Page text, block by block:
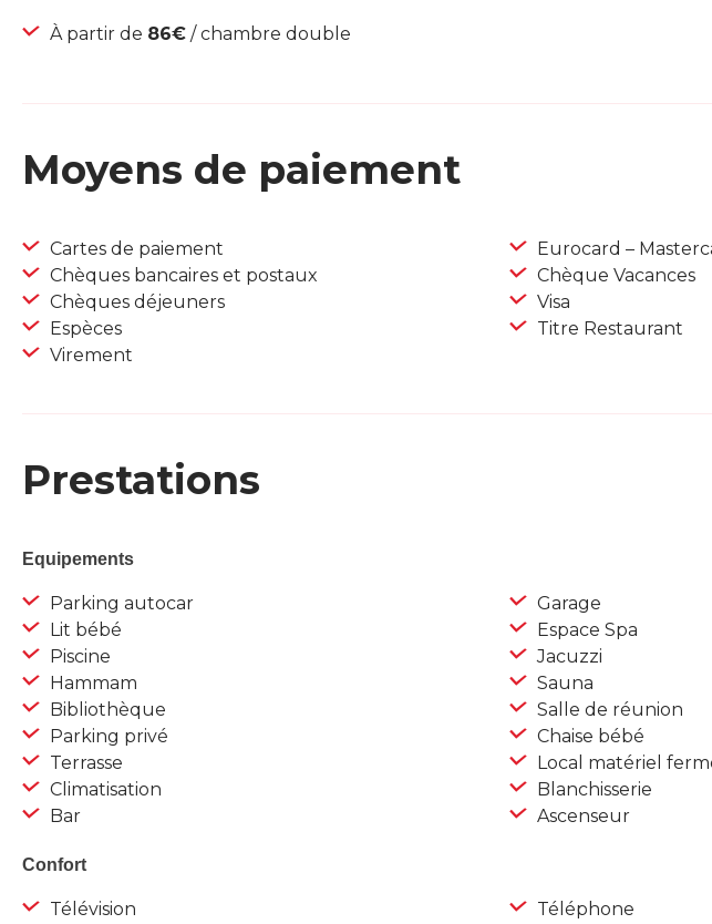
À partir de 86€ / chambre double
Moyens de paiement
Cartes de paiement
Chèques bancaires et postaux
Chèques déjeuners
Espèces
Virement
Eurocard –
Chèque Vacances
Visa
Titre Restaurant
Prestations
Equipements
Parking autocar
Lit bébé
Piscine
Hammam
Bibliothèque
Parking privé
Terrasse
Climatisation
Bar
Garage
Espace Spa
Jacuzzi
Sauna
Salle de réunion
Chaise bébé
Local matériel
Blanchisserie
Ascenseur
Confort
Télévision
Téléphone